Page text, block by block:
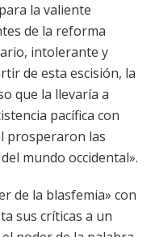
la valiente
de la reforma
intolerante y
de esta escisión, la
que la llevaría a
pacífica con
prosperaron las
mundo occidental».
de la blasfemia» con
sus críticas a un